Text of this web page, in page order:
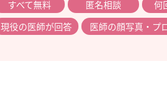
すべて無料 匿名相談
何
現役の医師が回答
医師の顔写真・プ